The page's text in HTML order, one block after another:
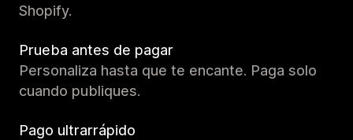
Shopify.
Prueba antes de pagar
Personaliza hasta que te encante. Paga solo
cuando publiques.
Pago ultrarrápido